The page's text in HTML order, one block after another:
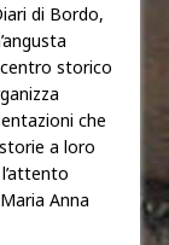
di Bordo,
storico
che
a loro
Anna